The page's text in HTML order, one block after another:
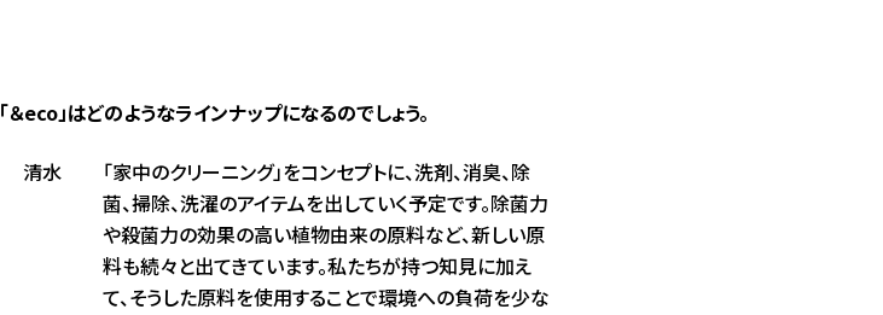
「＆eco」はどのようなラインナップになるのでしょう。
清水
「家中のクリーニング」をコンセプトに、洗剤、消臭、除
菌、掃除、洗濯のアイテムを出していく予定です。除菌力
や殺菌力の効果の高い植物由来の原料など、新しい原
料も続々と出てきています。私たちが持つ知見に加え
て、そうした原料を使用することで環境への負荷を少な